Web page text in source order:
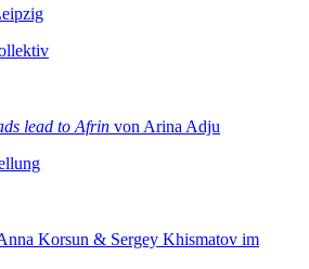
lead to Afrin von Arina Adju
Korsun & Sergey Khismatov im